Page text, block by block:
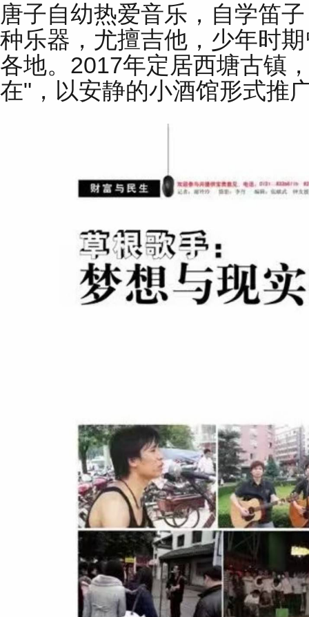
唐子自幼热爱音乐，自学笛
种乐器，尤擅吉他，少年时
各地。2017年定居西塘古镇
在"，以安静的小酒馆形式推